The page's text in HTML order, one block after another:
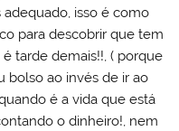
adequado, isso é como
para descobrir que tem
tarde demais!!, ( porque
bolso ao invés de ir ao
é a vida que está
o dinheiro!, nem